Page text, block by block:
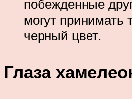
побежденные
могут принимать
черный цвет.
Глаза